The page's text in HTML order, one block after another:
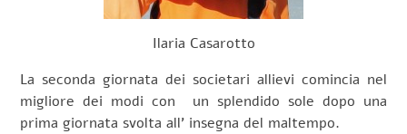
Ilaria Casarotto
La seconda giornata dei societari allievi comincia nel
migliore dei modi con un splendido sole dopo una
prima giornata svolta all’ insegna del maltempo.